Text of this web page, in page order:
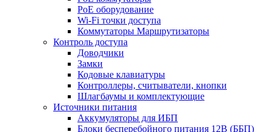
PoE оборудование
Wi-Fi точки доступа
Коммутаторы Маршрутизаторы
Контроль доступа
Доводчики
Замки
Кодовые клавиатуры
Контроллеры, считыватели, кнопки
Шлагбаумы и комплектующие
Источники питания
Аккумуляторы для ИБП
Блоки бесперебойного питания 12В (ББП)